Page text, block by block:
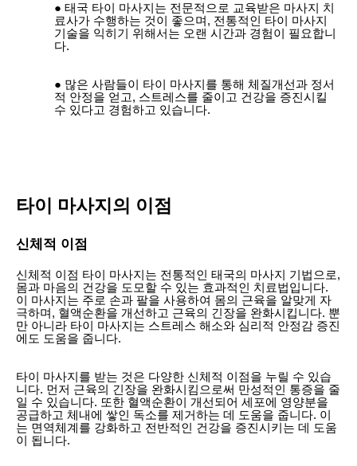
태국 타이 마사지는 전문적으로 교육받은 마사지 치
료사가 수행하는 것이 좋으며, 전통적인 타이 마사지
기술을 익히기 위해서는 오랜 시간과 경험이 필요합니
다.
많은 사람들이 타이 마사지를 통해 체질개선과 정서
적 안정을 얻고, 스트레스를 줄이고 건강을 증진시킬
수 있다고 경험하고 있습니다.
타이 마사지의 이점
신체적 이점
신체적 이점 타이 마사지는 전통적인 태국의 마사지 기법으로,
몸과 마음의 건강을 도모할 수 있는 효과적인 치료법입니다.
이 마사지는 주로 손과 팔을 사용하여 몸의 근육을 알맞게 자
극하며, 혈액순환을 개선하고 근육의 긴장을 완화시킵니다. 뿐
만 아니라 타이 마사지는 스트레스 해소와 심리적 안정감 증진
에도 도움을 줍니다.
타이 마사지를 받는 것은 다양한 신체적 이점을 누릴 수 있습
니다. 먼저 근육의 긴장을 완화시킴으로써 만성적인 통증을 줄
일 수 있습니다. 또한 혈액순환이 개선되어 세포에 영양분을
공급하고 체내에 쌓인 독소를 제거하는 데 도움을 줍니다. 이
는 면역체계를 강화하고 전반적인 건강을 증진시키는 데 도움
이 됩니다.